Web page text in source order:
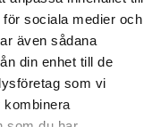
sociala medier och
även sådana
din enhet till de
som vi
direkt till min
enkelt när du vill.